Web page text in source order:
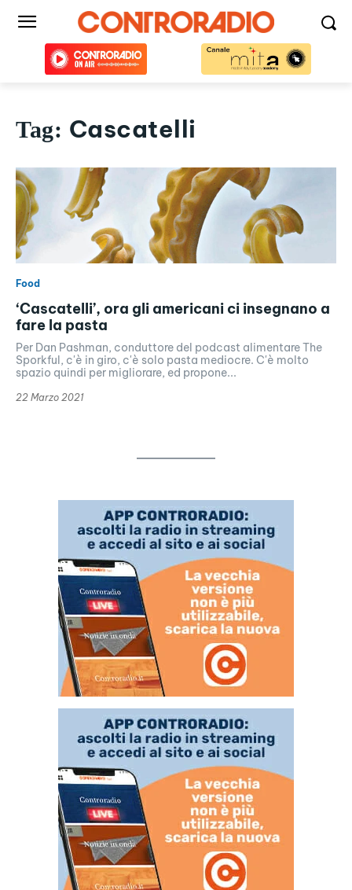
Tag: Cascatelli
Food
‘Cascatelli’, ora gli americani ci insegnano a
fare la pasta
Per Dan Pashman, conduttore del podcast alimentare The
Sporkful, c'è in giro, c'è solo pasta mediocre. C'è molto
spazio quindi per migliorare, ed propone...
22 Marzo 2021